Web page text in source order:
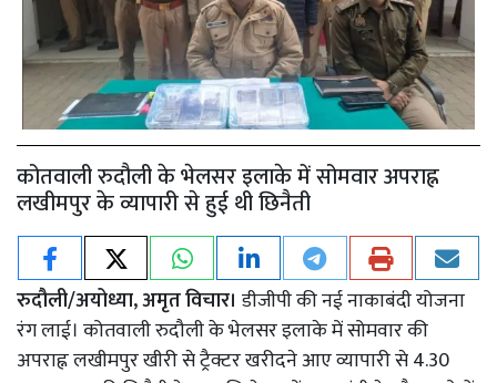
कोतवाली रुदौली के भेलसर इलाके में सोमवार अपराह्न
लखीमपुर के व्यापारी से हुई थी छिनैती
रुदौली/अयोध्या, अमृत विचार। डीजीपी की नई नाकाबंदी योजना
रंग लाई। कोतवाली रुदौली के भेलसर इलाके में सोमवार की
अपराह्न लखीमपुर खीरी से ट्रैक्टर खरीदने आए व्यापारी से 4.30